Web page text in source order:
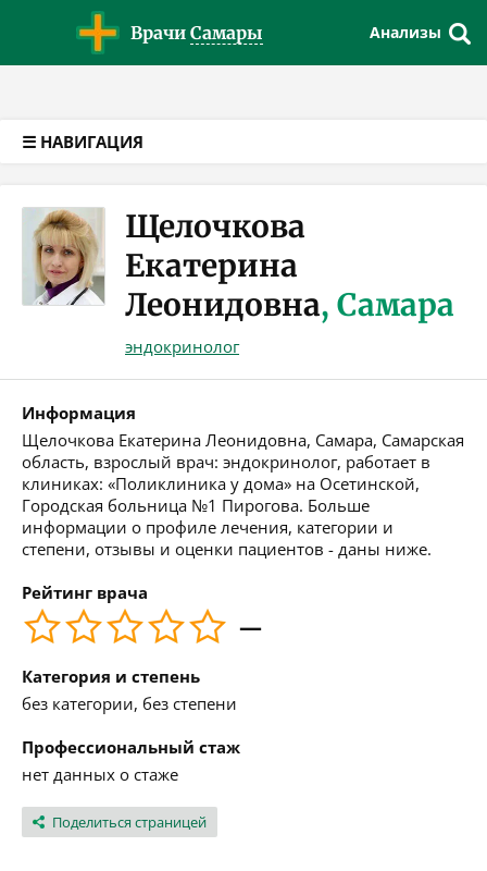
Врачи Самары Анализы
☰ НАВИГАЦИЯ
Щелочкова
Екатерина
Леонидовна, Самара
эндокринолог
Информация
Щелочкова Екатерина Леонидовна, Самара, Самарская
область, взрослый врач: эндокринолог, работает в
клиниках: «Поликлиника у дома» на Осетинской,
Городская больница №1 Пирогова. Больше
информации о профиле лечения, категории и
степени, отзывы и оценки пациентов - даны ниже.
Рейтинг врача
—
Категория и степень
без категории, без степени
Профессиональный стаж
нет данных о стаже
Поделиться страницей